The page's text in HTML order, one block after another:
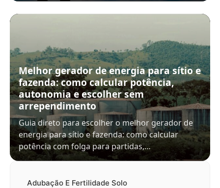
Melhor gerador de energia para sítio e
fazenda: como calcular potência,
autonomia e escolher sem
arrependimento
Guia direto para escolher o melhor gerador de
energia para sítio e fazenda: como calcular
potência com folga para partidas,…
Adubação E Fertilidade Solo